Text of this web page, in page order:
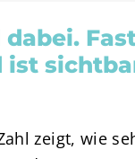
ist
zeigt, wie